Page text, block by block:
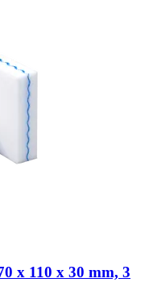
x 110 x 30 mm, 3